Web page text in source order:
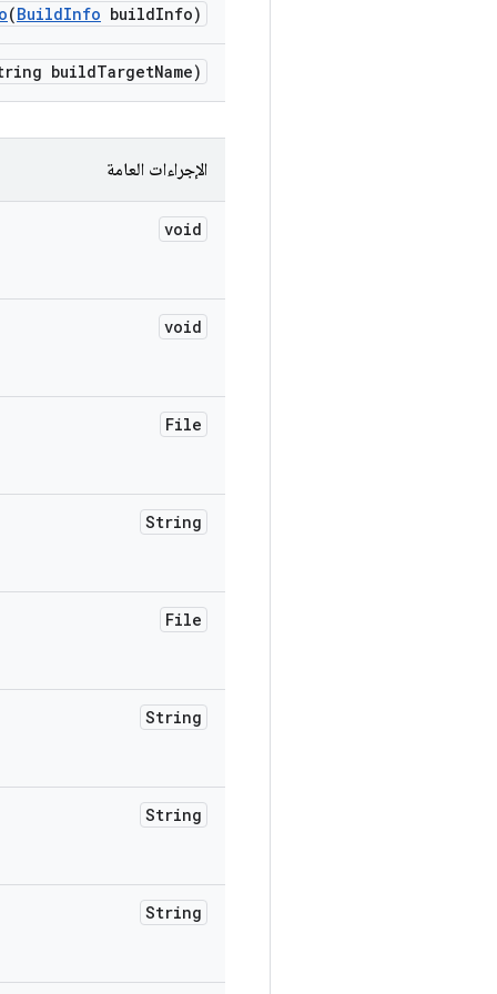
(BuildInfo buildInfo)
buildTargetName)
الإجراءات العامة
void
void
File
String
File
String
String
String